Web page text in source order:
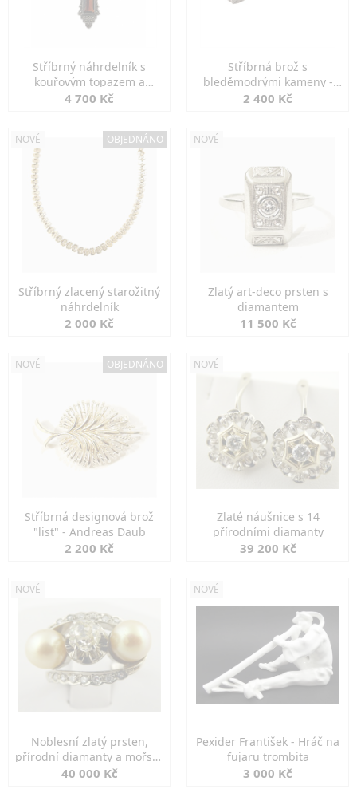
Stříbrný náhrdelník s
kouřovým topazem a
markazity
4 700 Kč
Stříbrná brož s
bleděmodrými kameny -
jemná elegance
2 400 Kč
NOVÉ OBJEDNÁNO
Stříbrný zlacený starožitný
náhrdelník
2 000 Kč
NOVÉ
Zlatý art-deco prsten s
diamantem
11 500 Kč
NOVÉ OBJEDNÁNO
Stříbrná designová brož
"list" - Andreas Daub
2 200 Kč
NOVÉ
Zlaté náušnice s 14
přírodními diamanty
39 200 Kč
NOVÉ
Noblesní zlatý prsten,
přírodní diamanty a mořské
perly
40 000 Kč
NOVÉ
Pexider František - Hráč na
fujaru trombita
3 000 Kč